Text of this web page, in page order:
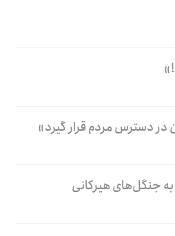
در دسترس مردم قرار گیرد»
جنگل‌های هیرکانی